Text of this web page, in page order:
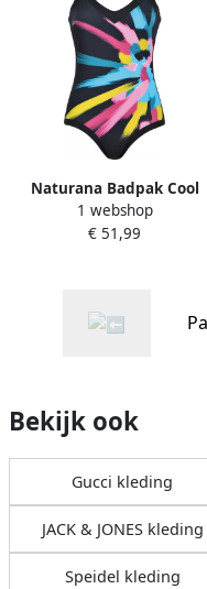
Naturana Badpak Cool
Cruising geïntegreerde
cups figuuraccentuerend
1 webshop
€ 51,99
Bekijk ook
Gucci kleding
JACK & JONES kleding
Speidel kleding